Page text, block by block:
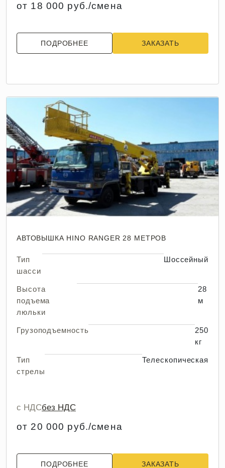
от 18 000 руб./смена
ПОДРОБНЕЕ ЗАКАЗАТЬ
АВТОВЫШКА HINO RANGER 28 МЕТРОВ
Тип
шасси
Шоссейный
Высота
подъема
люльки
28
м
Грузоподъемность
250
кг
Тип
стрелы
Телескопическая
с НДСбез НДС
от 20 000 руб./смена
ПОДРОБНЕЕ ЗАКАЗАТЬ